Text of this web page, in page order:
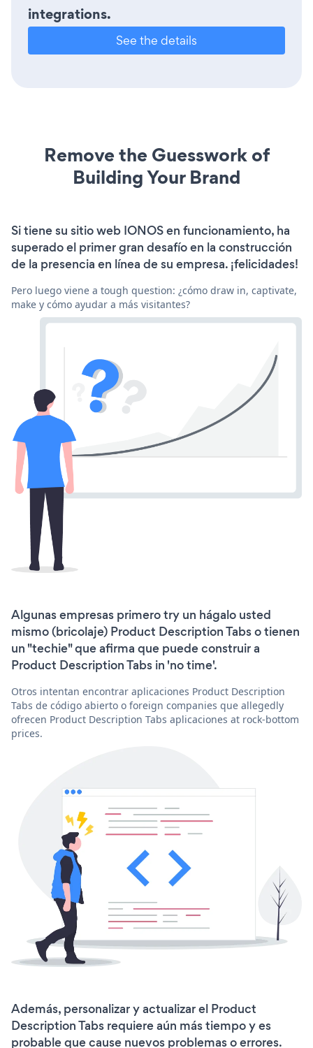
integrations.
See the details
Remove the Guesswork of
Building Your Brand
Si tiene su sitio web IONOS en funcionamiento, ha
superado el primer gran desafío en la construcción
de la presencia en línea de su empresa. ¡felicidades!
Pero luego viene a tough question: ¿cómo draw in, captivate,
make y cómo ayudar a más visitantes?
Algunas empresas primero try un hágalo usted
mismo (bricolaje) Product Description Tabs o tienen
un "techie" que afirma que puede construir a
Product Description Tabs in 'no time'.
Otros intentan encontrar aplicaciones Product Description
Tabs de código abierto o foreign companies que allegedly
ofrecen Product Description Tabs aplicaciones at rock-bottom
prices.
Además, personalizar y actualizar el Product
Description Tabs requiere aún más tiempo y es
probable que cause nuevos problemas o errores.